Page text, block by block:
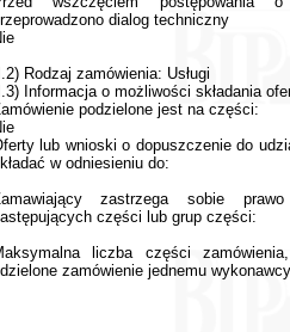
dialog techniczny
II.2) Rodzaj zamówienia: Usługi
II.3) Informacja o możliwości składania
podzielone jest na części:
lub wnioski o dopuszczenie do
w odniesieniu do:
zastrzega sobie
części lub grup części:
liczba części
zamówienie jednemu